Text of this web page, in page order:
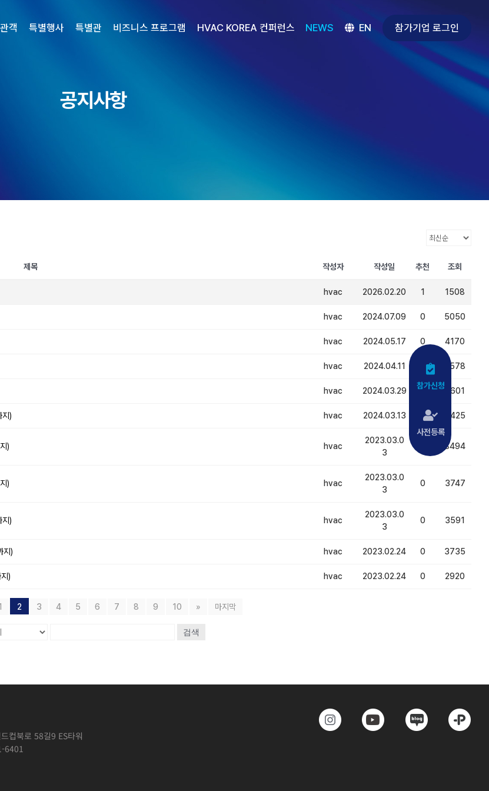
객 특별행사 특별관 비즈니스 프로그램 HVAC KOREA 컨퍼런스 NEWS EN 참가기업 로그인
공지사항
제목 작성자 작성일 추천 조회
hvac 2026.02.20 1 1508
hvac 2024.07.09 0 5050
hvac 2024.05.17 0 4170
hvac 2024.04.11 3578
hvac 2024.03.29 2 3601
) hvac 2024.03.13 0 3425
) hvac
2023.03.0
3
8494
) hvac
2023.03.0
3
0 3747
) hvac
2023.03.0
3
0 3591
지) hvac 2023.02.24 0 3735
) hvac 2023.02.24 0 2920
2 3 4 5 6 7 8 9 10 » 마지막
검색
참가신청
사전등록
컵북로 58길9 ES타워
6401